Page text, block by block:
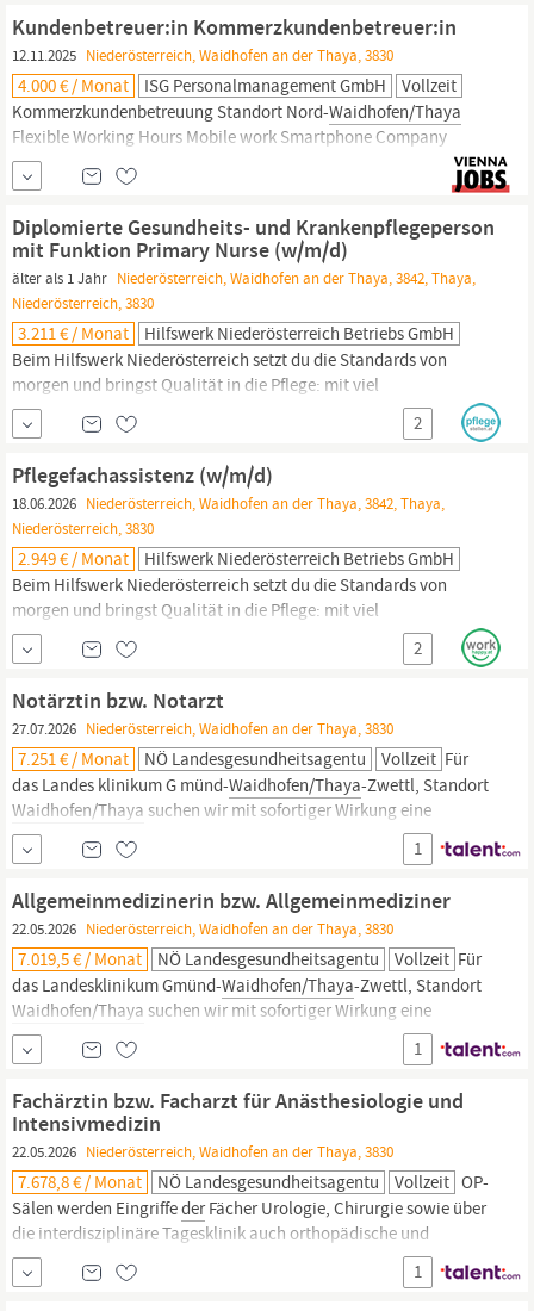
Kundenbetreuer:in Kommerzkundenbetreuer:in
12.11.2025 Niederösterreich, Waidhofen an der Thaya, 3830
4.000 € / Monat ISG Personalmanagement GmbH
Vollzeit
Kommerzkundenbetreuung Standort Nord-Waidhofen/Thaya
Flexible Working Hours Mobile work Smartphone Company
pension provision Professional development Spezialisiert auf
Financial Services führt ISG Personalmanagement die besten
Fachkräften zusammen.
Diplomierte Gesundheits- und Krankenpflegeperson
mit Funktion Primary Nurse (w/m/d)
älter als 1 Jahr Niederösterreich, Waidhofen an der Thaya, 3842, Thaya,
Niederösterreich, 3830
3.211 € / Monat
Hilfswerk Niederösterreich Betriebs GmbH
Beim Hilfswerk Niederösterreich setzt du die Standards von
morgen und bringst Qualität in die Pflege: mit viel
Eigenverantwortung, deinem Fachwissen und wertvollem
Austausch. Wir sind die Nr. 1 in
Pflege zu Hause! Werde auch
Dienstleistungseinrichtung
bieten wir ab sofort die Jobposition Diplomierte
2
Pflegefachassistenz (w/m/d)
18.06.2026 Niederösterreich, Waidhofen an der Thaya, 3842, Thaya,
Niederösterreich, 3830
2.949 € / Monat
Hilfswerk Niederösterreich Betriebs GmbH
Beim Hilfswerk Niederösterreich setzt du die Standards von
morgen und bringst Qualität in die Pflege: mit viel
Eigenverantwortung, deinem Fachwissen und wertvollem
Austausch. Wir sind die Nr. 1 in
Pflege zu Hause! Werde auch
Jobposition Pflegefachassistenz (w/m/d)
2
Notärztin bzw. Notarzt
27.07.2026 Niederösterreich, Waidhofen an der Thaya, 3830
7.251 € / Monat NÖ Landesgesundheitsagentu Vollzeit Für
das Landes klinikum G münd-Waidhofen/Thaya-Zwettl, Standort
Waidhofen/Thaya suchen wir mit sofortiger Wirkung eine
Notärztin bzw. einen Notarzt Ihre zukünftige Tätigkeit umfasst
nach eingehender Einschulung Dienst am Notarzt-
1
Allgemeinmedizinerin bzw. Allgemeinmediziner
22.05.2026 Niederösterreich, Waidhofen an der Thaya, 3830
7.019,5 € / Monat NÖ Landesgesundheitsagentu Vollzeit Für
das Landesklinikum Gmünd-Waidhofen/Thaya-Zwettl, Standort
Waidhofen/Thaya suchen wir mit sofortiger Wirkung eine
Allgemeinmedizinerin bzw. einen Allgemeinmediziner Unser
Klinikum bietet eine moderne und zukunftsorientierte
Ihre fachlichen
1
Fachärztin bzw. Facharzt für Anästhesiologie und
Intensivmedizin
22.05.2026 Niederösterreich, Waidhofen an der Thaya, 3830
7.678,8 € / Monat NÖ Landesgesundheitsagentu Vollzeit OP-
Sälen werden EingriffederFächer Urologie, Chirurgie sowie über
die interdisziplinäre Tagesklinik auch orthopädische und
unfallchirurgische Eingriffe sowohl in Allgemeinanästhesie als
auch in Regionalanästhesie durchgeführt. Die medizinische
1